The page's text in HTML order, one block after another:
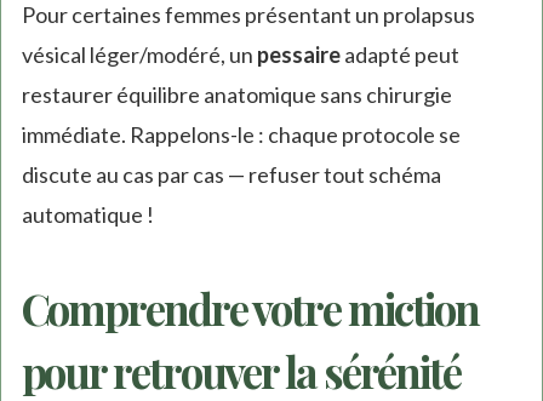
Pour certaines femmes présentant un prolapsus
vésical léger/modéré, un pessaireadapté peut
restaurer équilibre anatomique sans chirurgie
immédiate. Rappelons-le : chaque protocole se
discute au cas par cas — refuser tout schéma
automatique !
Comprendre votre miction
pour retrouver la sérénité